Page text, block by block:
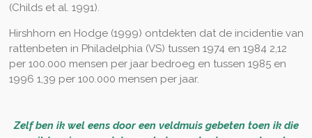
(Childs et al. 1991).
Hirshhorn en Hodge (1999) ontdekten dat de incidentie van
rattenbeten in Philadelphia (VS) tussen 1974 en 1984 2,12
per 100.000 mensen per jaar bedroeg en tussen 1985 en
1996 1,39 per 100.000 mensen per jaar.
Zelf ben ik wel eens door een veldmuis gebeten toen ik die